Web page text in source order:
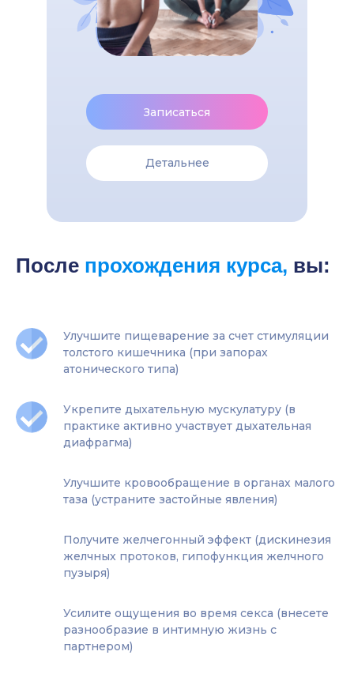
Записаться
Детальнее
После прохождения курса, вы:
Улучшите пищеварение за счет стимуляции
толстого кишечника (при запорах
атонического типа)
Укрепите дыхательную мускулатуру (в
практике активно участвует дыхательная
диафрагма)
Улучшите кровообращение в органах малого
таза (устраните застойные явления)
Получите желчегонный эффект (дискинезия
желчных протоков, гипофункция желчного
пузыря)
Усилите ощущения во время секса (внесете
разнообразие в интимную жизнь с
партнером)